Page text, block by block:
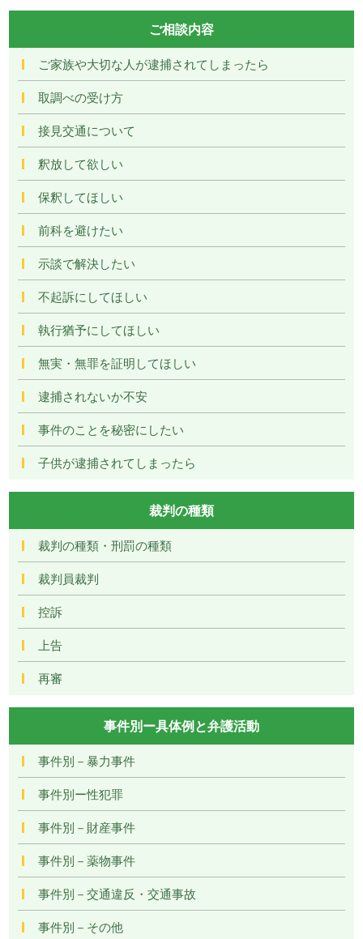
ご相談内容
ご家族や大切な人が逮捕されてしまったら
取調べの受け方
接見交通について
釈放して欲しい
保釈してほしい
前科を避けたい
示談で解決したい
不起訴にしてほしい
執行猶予にしてほしい
無実・無罪を証明してほしい
逮捕されないか不安
事件のことを秘密にしたい
子供が逮捕されてしまったら
裁判の種類
裁判の種類・刑罰の種類
裁判員裁判
控訴
上告
再審
事件別ー具体例と弁護活動
事件別－暴力事件
事件別ー性犯罪
事件別－財産事件
事件別－薬物事件
事件別－交通違反・交通事故
事件別－その他